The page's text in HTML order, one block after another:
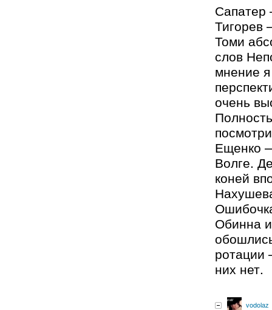
Тигорев
Томи
слов
мнение
очень
Ещенко
Волге.
коней
Обинна
ротации
них нет.
vodolaz